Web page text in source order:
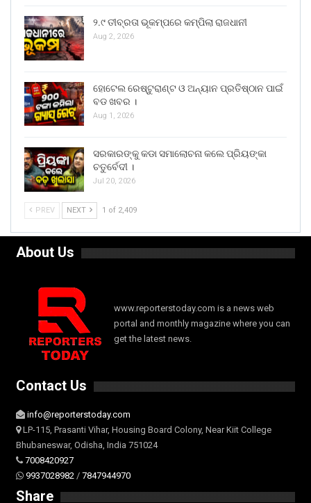
୨.୯ ତୀବ୍ରତା ଭୂକମ୍ପରେ କମ୍ପିଲା ରାଜଧାନୀ
Aug 2, 2026
ହୋଟେଲ ରେଷ୍ଟୁରାଣ୍ଟ ଓ ଅନ୍ୟାନ ପ୍ରତିଷ୍ଠାନ ପାଇଁ
ବଡ ଖବର ।
Aug 1, 2026
ସରକାରଙ୍କୁ କଡା ସମାଲୋଚନା କଲେ ପ୍ରିୟଙ୍କା
ଚତୁର୍ବେଦୀ ।
Jul 20, 2026
PREV NEXT 1 of 2,409
About Us
www.reporterstoday.com is a news web
portal and monthly magazine where you can
get the latest news.
Contact Us
info@reporterstoday.com
LP-115, Prasanti Vihar, Housing Board Colony, Near Kiit College
Bhubaneswar, Odisha, India 751024
7008420927
9937028982 / 7847944970
Share